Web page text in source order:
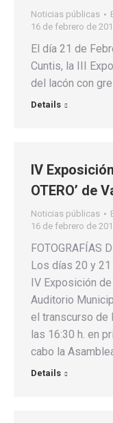
Noticias públicas
16 de febrero de
El día 21 de
Cuntis, la III
del lacón con
Details
IV
OTERO’ de
Noticias públicas
16 de febrero de
FOTOGRAFÍAS
Los días 20 y
IV Exposición de
Auditorio
el transcurso de
las 16:30 h. en
cabo la
Details